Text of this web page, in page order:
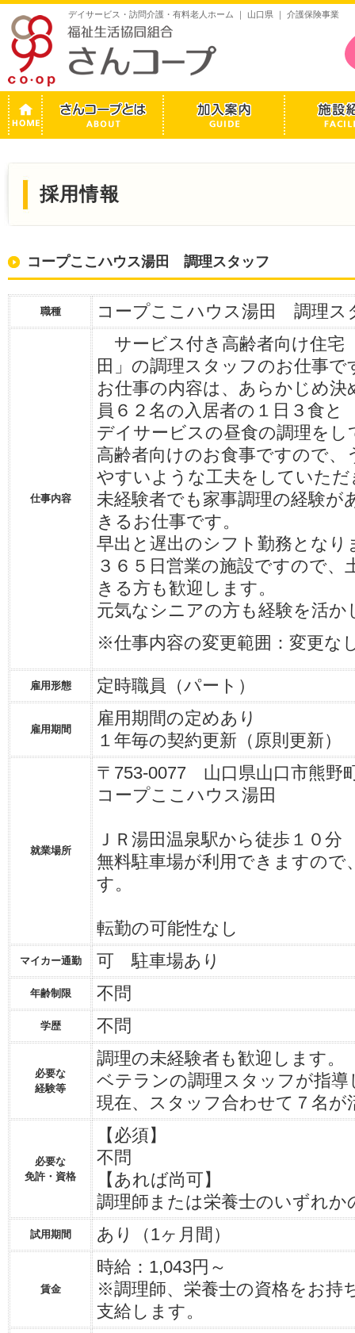
デイサービス・訪問介護・有料老人ホーム ｜ 山口県 ｜ 介護保険事業
採用情報
コープここハウス湯田 調理スタッフ
職種 コープここハウス湯田 調理ス
仕事内容
サービス付き高齢者向け住宅
田」の調理スタッフのお仕事で
お仕事の内容は、あらかじめ決
員６２名の入居者の１日３食と
デイサービスの昼食の調理を
高齢者向けのお食事ですので
やすいような工夫をしていただ
未経験者でも家事調理の経験が
きるお仕事です。
早出と遅出のシフト勤務となり
３６５日営業の施設ですので、
きる方も歓迎します。
元気なシニアの方も経験を活
※仕事内容の変更範囲：変更な
雇用形態 定時職員（パート）
雇用期間
雇用期間の定めあり
１年毎の契約更新（原則更新）
就業場所
〒753-0077 山口県山口市熊野
コープここハウス湯田
ＪＲ湯田温泉駅から徒歩１０分
無料駐車場が利用できますので
す。
転勤の可能性なし
マイカー通勤 可 駐車場あり
年齢制限 不問
学歴 不問
必要な
経験等
調理の未経験者も歓迎します。
ベテランの調理スタッフが指導
現在、スタッフ合わせて７名が
必要な
免許・資格
【必須】
不問
【あれば尚可】
調理師または栄養士のいずれか
試用期間 あり（1ヶ月間）
賃金
時給：1,043円～
※調理師、栄養士の資格をお持
支給します。